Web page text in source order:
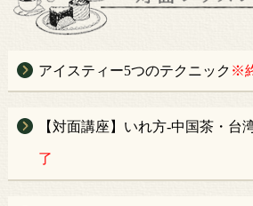
アイスティー5つのテクニック ※
【対面講座】いれ方-中国茶・台
了